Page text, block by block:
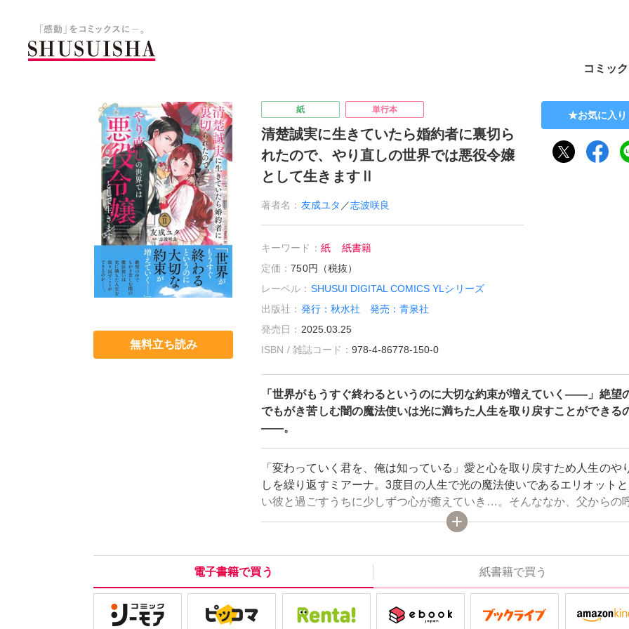
コミック
無料立ち読み
紙 単行本
清楚誠実に生きていたら婚約者に裏切ら
れたので、やり直しの世界では悪役令嬢
として生きますⅡ
著者名： 友成ユタ ／志波咲良
キーワード： 紙
紙書籍
定価：750円（税抜）
レーベル： SHUSUI DIGITAL COMICS YLシリーズ
出版社： 発行：秋水社 発売：青泉社
発売日： 2025.03.25
ISBN / 雑誌コード： 978-4-86778-150-0
お気に入り
「世界がもうすぐ終わるというのに大切な約束が増えていく――」絶望
でもがき苦しむ闇の魔法使いは光に満ちた人生を取り戻すことができる
――。
「変わっていく君を、俺は知っている」愛と心を取り戻すため人生のや
しを繰り返すミアーナ。3度目の人生で光の魔法使いであるエリオット
い彼と過ごすうちに少しずつ心が癒えていき…。そんななか、父からの
出しにより急遽帰省をすることになったミアーナが命じられたのは、望
い縁談と退学。”どうせまたやり直すのだから…”と諦めを感じながらも、
校生活へと戻ったミアーナだが「デートの申し込みをさせてくれ」エリ
トからの突然の誘いに動揺するが…!?
電子書籍で買う 紙書籍で買う